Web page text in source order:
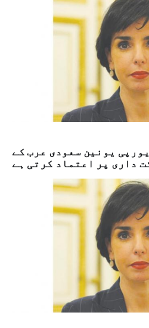
یونین سعودی عرب کے
داری پر اعتماد کرتی ہے